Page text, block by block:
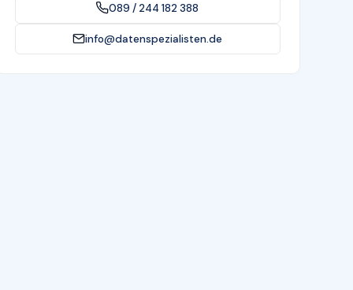
089 / 244 182 388
info@datenspezialisten.de